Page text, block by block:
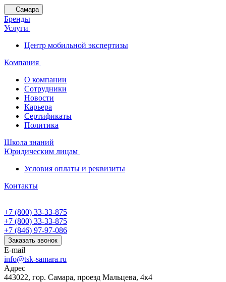
Самара
Бренды
Услуги
Центр мобильной экспертизы
Компания
О компании
Сотрудники
Новости
Карьера
Сертификаты
Политика
Школа знаний
Юридическим лицам
Условия оплаты и реквизиты
Контакты
+7 (800) 33-33-875
+7 (800) 33-33-875
+7 (846) 97-97-086
Заказать звонок
E-mail
info@tsk-samara.ru
Адрес
443022, гор. Самара, проезд Мальцева, 4к4